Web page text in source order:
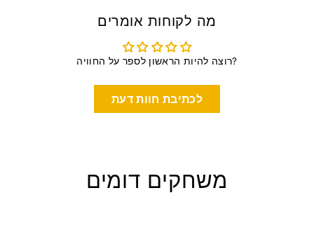
מה לקוחות אומרים
רוצה להיות הראשון לספר על החוויה?
לכתיבת חוות דעת
משחקים דומים